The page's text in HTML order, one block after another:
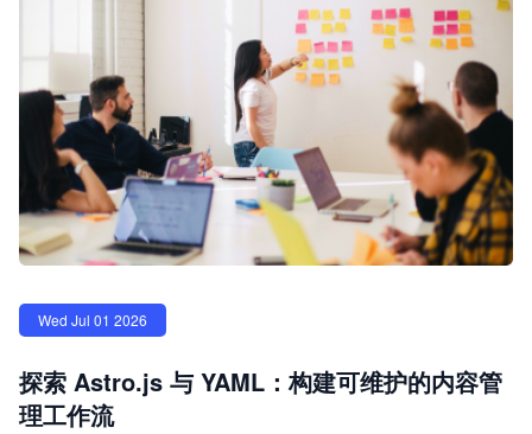
Wed Jul 01 2026
探索 Astro.js 与 YAML：构建可维护的内容管
理工作流